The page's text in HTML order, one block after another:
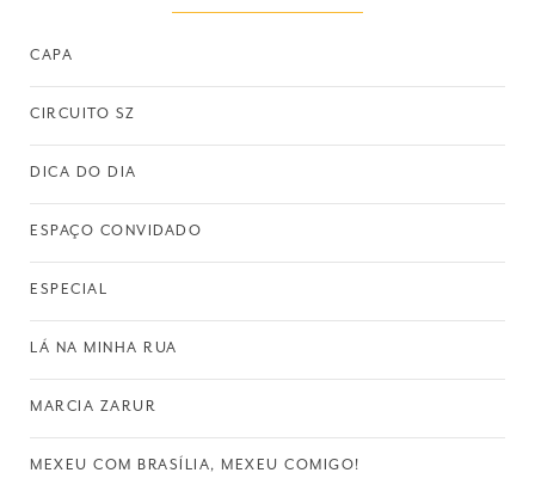
CAPA
CIRCUITO SZ
DICA DO DIA
ESPAÇO CONVIDADO
ESPECIAL
LÁ NA MINHA RUA
MARCIA ZARUR
MEXEU COM BRASÍLIA, MEXEU COMIGO!